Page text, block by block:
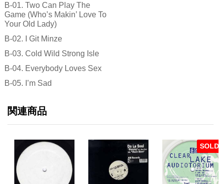
B-01. Two Can Play The
Game (Who’s Makin’ Love To
Your Old Lady)
B-02. I Git Minze
B-03. Cold Wild Strong Isle
B-04. Everybody Loves Sex
B-05. I’m Sad
関連商品
SOLD